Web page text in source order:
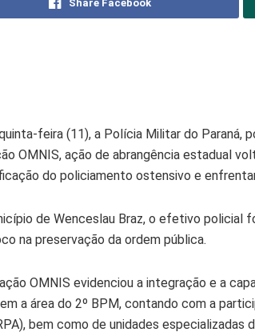
Share Facebook
feira (11), a Polícia Militar do Paraná,
OMNIS, ação de abrangência estadual
do policiamento ostensivo e
de Wenceslau Braz, o efetivo policial
na preservação da ordem pública.
OMNIS evidenciou a integração e a
a área do 2º BPM, contando com a
bem como de unidades especializadas